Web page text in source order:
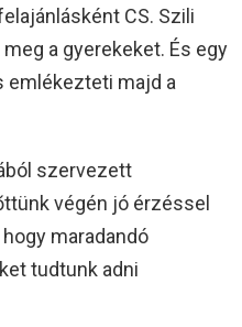
CS. Szili
a gyerekeket. És egy
emlékezteti majd a
szervezett
végén jó érzéssel
maradandó
tudtunk adni